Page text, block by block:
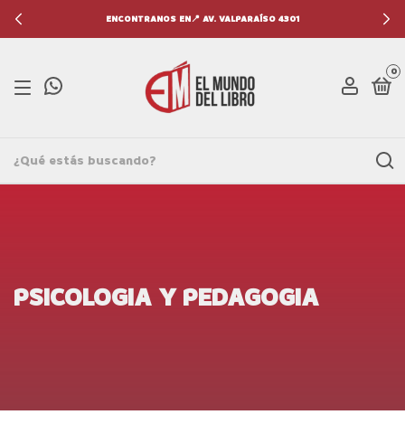
ENCONTRANOS EN📍 AV. VALPARAÍSO 4301
0
PSICOLOGIA Y PEDAGOGIA